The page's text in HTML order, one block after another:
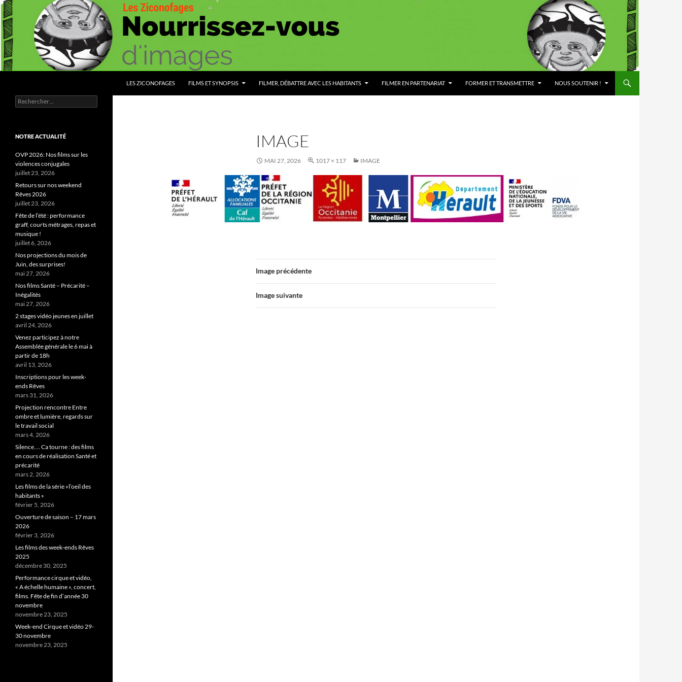
Aller
au
contenu
LES ZICONOFAGES FILMS ET SYNOPSIS FILMER, DÉBATTRE AVEC LES HABITANTS FILMER EN PARTENARIAT FORMER ET TRANSMETTRE NOUS SOUTENIR !
IMAGE
MAI 27, 2026 1017 × 117 IMAGE
Image précédente
Image suivante
Nourrissez vous d'images
Rechercher :
NOTRE ACTUALITÉ
OVP 2026: Nos films sur les
violences conjugales
juillet 23, 2026
Retours sur nos weekend
Rêves 2026
juillet 23, 2026
Fête de l’été : performance
graff, courts métrages, repas et
musique !
juillet 6, 2026
Nos projections du mois de
Juin, des surprises!
mai 27, 2026
Nos films Santé – Précarité –
Inégalités
mai 27, 2026
2 stages vidéo jeunes en juillet
avril 24, 2026
Venez participez à notre
Assemblée générale le 6 mai à
partir de 18h
avril 13, 2026
Inscriptions pour les week-
ends Rêves
mars 31, 2026
Projection rencontre Entre
ombre et lumière, regards sur
le travail social
mars 4, 2026
Silence…. Ca tourne : des films
en cours de réalisation Santé et
précarité
mars 2, 2026
Les films de la série »l’oeil des
habitants »
février 5, 2026
Ouverture de saison – 17 mars
2026
février 3, 2026
Les films des week-ends Rêves
2025
décembre 30, 2025
Performance cirque et vidéo,
« A échelle humaine », concert,
films. Fête de fin d’année 30
novembre
novembre 23, 2025
Week-end Cirque et vidéo 29-
30 novembre
novembre 23, 2025